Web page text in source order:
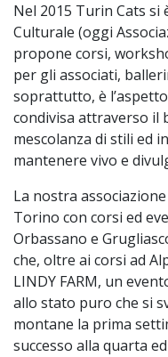
Nel 2015 Turin Cats si
Culturale (oggi
propone corsi,
per gli associati,
soprattutto, è
condivisa attraverso il
mescolanza di stili ed
mantenere vivo e
La nostra
Torino con corsi ed
Orbassano e
che, oltre ai corsi ad
LINDY FARM, un
allo stato puro che si
montane la prima
successo alla quarta